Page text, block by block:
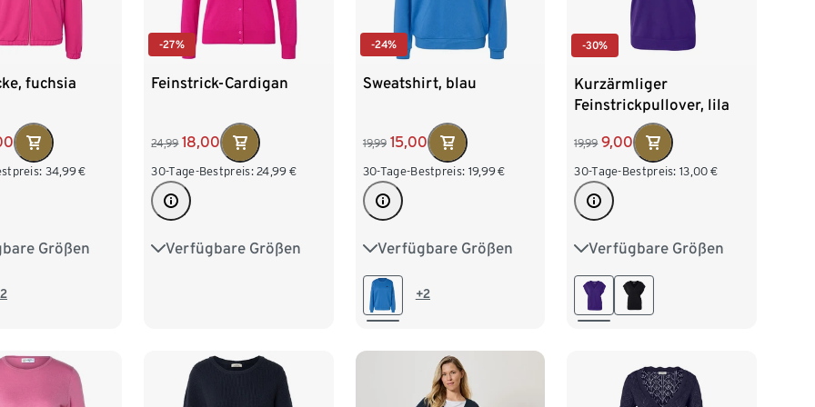
fuchsia
34,99€
Größen
M 40/42
-27%
Feinstrick-Cardigan
24,99 18,00
30-Tage-Bestpreis: 24,99 €
Verfügbare Größen
S 36/38 M 40/42
-24%
Sweatshirt, blau
19,99 15,00
30-Tage-Bestpreis: 19,99€
Verfügbare Größen
S 36/38 M 40/42
L 44/46+2
-30%
Kurzärmliger
Feinstrickpullover, lila
19,99 9,00
30-Tage-Bestpreis: 13,00 €
Verfügbare Größen
S 36/38 M 40/42
L 44/46